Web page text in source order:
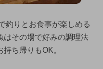
釣りとお食事が楽しめる
はその場で好みの調理法
ち帰りもOK。